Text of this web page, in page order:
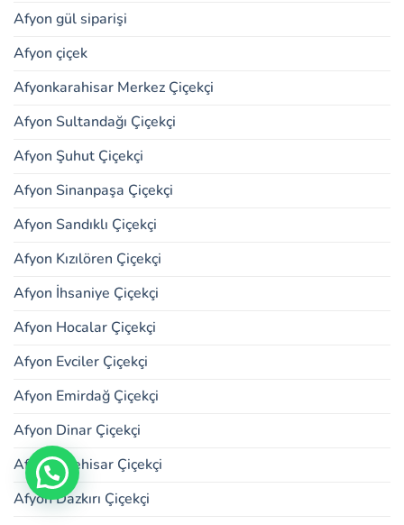
Afyon gül siparişi
Afyon çiçek
Afyonkarahisar Merkez Çiçekçi
Afyon Sultandağı Çiçekçi
Afyon Şuhut Çiçekçi
Afyon Sinanpaşa Çiçekçi
Afyon Sandıklı Çiçekçi
Afyon Kızılören Çiçekçi
Afyon İhsaniye Çiçekçi
Afyon Hocalar Çiçekçi
Afyon Evciler Çiçekçi
Afyon Emirdağ Çiçekçi
Afyon Dinar Çiçekçi
Afyon İscehisar Çiçekçi
Afyon Dazkırı Çiçekçi